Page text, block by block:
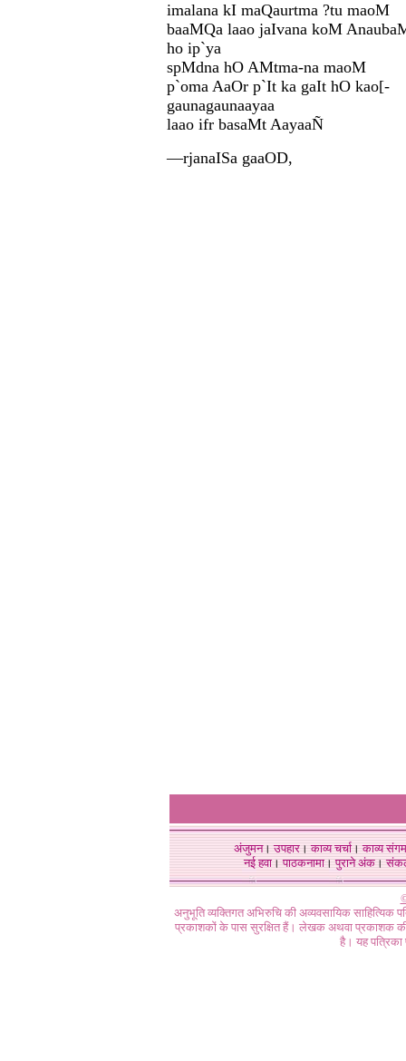
imalana kI maQaurtma ?tu maoM
baaMQa laao jaIvana koM
ho ip`ya
spMdna hO AMtma-na maoM
p`oma AaOr p`It ka gaIt hO kao[-
gaunagaunaayaa
laao ifr basaMt AayaaÑ
—rjanaISa gaaOD,
अंजुमन।उपहार।काव्य चर्चा।काव्य संगम
नई हवा। पाठकनामा। पुराने अंक।
अनुभूति व्यक्तिगत अभिरुचि की अव्यवसायिक
प्रकाशकों के पास सुरक्षित हैं। लेखक अथवा प्रकाशक की
है। यह पत्रिका